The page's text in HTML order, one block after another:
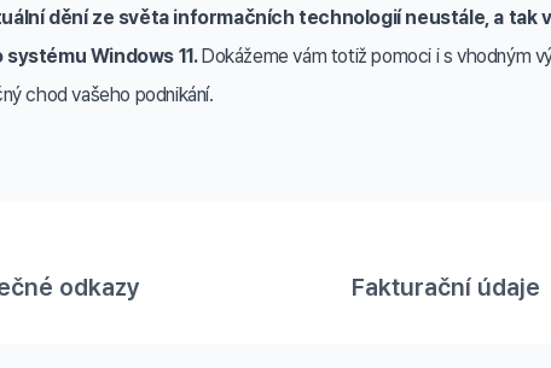
dění ze světa informačních technologií neustále, a
Windows 11.Dokážeme vám totiž pomoci i s vhodným
chod vašeho podnikání.
odkazy Fakturační údaje